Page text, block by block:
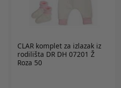
CLAR komplet za izlazak iz
rodilišta DR DH 07201 Ž
Roza 50